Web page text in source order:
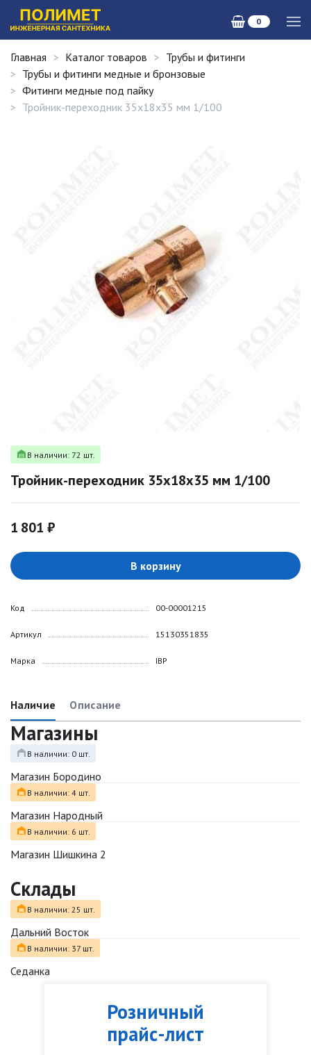
0
Розничный
прайс-лист
Главная Каталог товаров
Трубы и фитинги
Трубы и фитинги медные и бронзовые
Фитинги медные под пайку
Тройник-переходник 35х18х35 мм 1/100
В наличии: 72 шт.
Тройник-переходник 35х18х35 мм 1/100
1 801 ₽
В корзину
Код
Артикул
Марка
00-00001215
15130351835
IBP
Наличие Описание
Магазины
В наличии: 0 шт.
Магазин Бородино
В наличии: 4 шт.
Магазин Народный
В наличии: 6 шт.
Магазин Шишкина 2
Склады
В наличии: 25 шт.
Дальний Восток
В наличии: 37 шт.
Седанка